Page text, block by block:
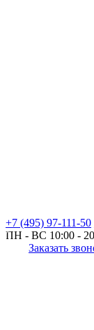
+7 (495) 97-111-50
ПН - ВС 10:00 -
Заказать